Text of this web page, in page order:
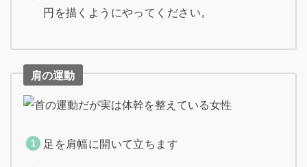
円を描くようにやってください。
肩の運動
足を肩幅に開いて立ちます